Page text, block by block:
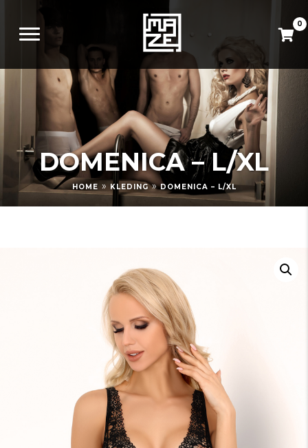
0
DOMENICA – L/XL
HOME » KLEDING » DOMENICA – L/XL